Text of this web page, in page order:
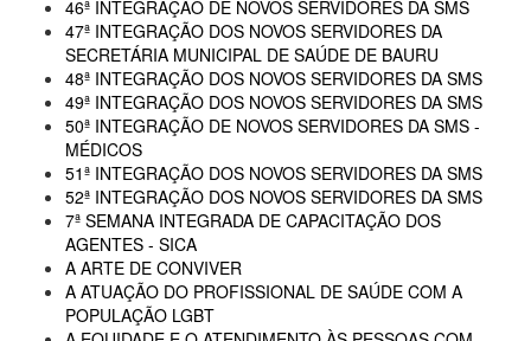
46ª INTEGRAÇÃO DE NOVOS SERVIDORES DA SMS
47ª INTEGRAÇÃO DOS NOVOS SERVIDORES DA
SECRETÁRIA MUNICIPAL DE SAÚDE DE BAURU
48ª INTEGRAÇÃO DOS NOVOS SERVIDORES DA SMS
49ª INTEGRAÇÃO DOS NOVOS SERVIDORES DA SMS
50ª INTEGRAÇÃO DE NOVOS SERVIDORES DA SMS -
MÉDICOS
51ª INTEGRAÇÃO DOS NOVOS SERVIDORES DA SMS
52ª INTEGRAÇÃO DOS NOVOS SERVIDORES DA SMS
7ª SEMANA INTEGRADA DE CAPACITAÇÃO DOS
AGENTES - SICA
A ARTE DE CONVIVER
A ATUAÇÃO DO PROFISSIONAL DE SAÚDE COM A
POPULAÇÃO LGBT